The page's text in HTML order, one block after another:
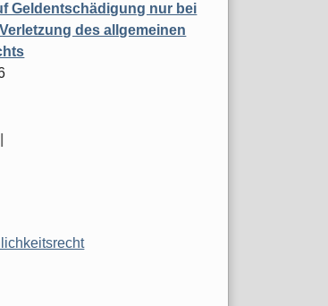
Geldentschädigung nur bei
des allgemeinen